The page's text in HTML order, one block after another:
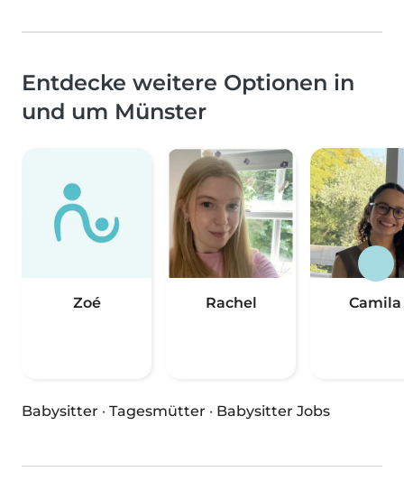
Entdecke weitere Optionen in
und um Münster
Zoé Rachel Camila
Babysitter · Tagesmütter · Babysitter Jobs